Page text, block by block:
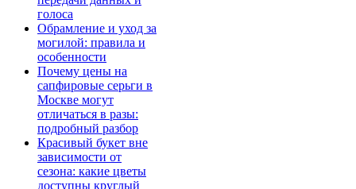
голоса
Обрамление и уход за
могилой: правила и
особенности
Почему цены на
сапфировые серьги в
Москве могут
отличаться в разы:
подробный разбор
Красивый букет вне
зависимости от
сезона: какие цветы
доступны круглый